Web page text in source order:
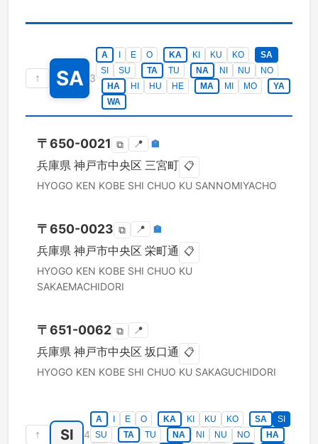
↑ SA 3
A E O KA KI KU KO
SA
SI
SU TA TU NA NI NU
NO
HA
HI HU HE MA MI MO
YA
WA
〒650-0021 ⧉ 📍 🏣
兵庫県 神戸市中央区 三宮町 📋
HYOGO KEN KOBE SHI CHUO KU SANNOMIYACHO
〒650-0023 ⧉ 📍 🏣
兵庫県 神戸市中央区 栄町通 📋
HYOGO KEN KOBE SHI CHUO KU
SAKAEMACHIDORI
〒651-0062 ⧉ 📍
兵庫県 神戸市中央区 坂口通 📋
HYOGO KEN KOBE SHI CHUO KU SAKAGUCHIDORI
↑ SI 4
A E O KA KI KU KO SA
SI
SU
TA TU NA NI NU NO
HA